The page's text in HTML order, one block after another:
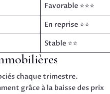
Favorable ⭐⭐⭐
En reprise ⭐⭐
Stable ⭐⭐
chaque trimestre.
grâce à la baisse des prix